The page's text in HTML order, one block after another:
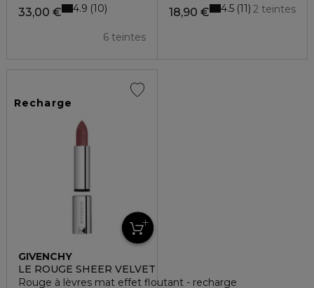
33,00 €
6 teintes
4.9 10 18,90 € 2 teintes
4.5 11
Recharge
GIVENCHY
LE ROUGE SHEER VELVET
Rouge à lèvres mat effet floutant - recharge